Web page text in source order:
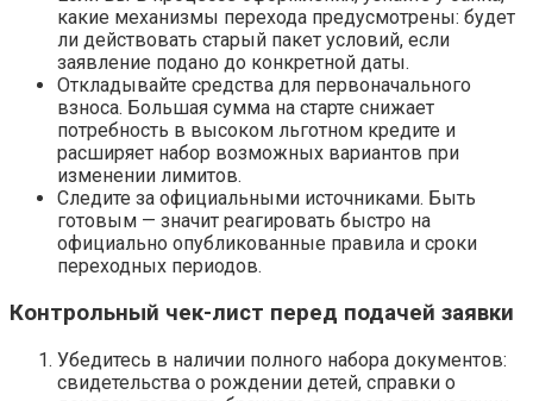
какие механизмы перехода предусмотрены: будет
ли действовать старый пакет условий, если
заявление подано до конкретной даты.
Откладывайте средства для первоначального
взноса. Большая сумма на старте снижает
потребность в высоком льготном кредите и
расширяет набор возможных вариантов при
изменении лимитов.
Следите за официальными источниками. Быть
готовым — значит реагировать быстро на
официально опубликованные правила и сроки
переходных периодов.
Контрольный чек-лист перед подачей заявки
Убедитесь в наличии полного набора документов:
свидетельства о рождении детей, справки о